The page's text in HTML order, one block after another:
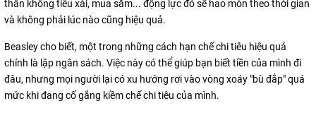
thân không tiêu xài, mua sắm... động lực đó sẽ hao mòn theo thời gian
và không phải lúc nào cũng hiệu quả.
Beasley cho biết, một trong những cách hạn chế chi tiêu hiệu quả
chính là lập ngân sách. Việc này có thể giúp bạn biết tiền của mình đi
đâu, nhưng mọi người lại có xu hướng rơi vào vòng xoáy "bù đắp" quá
mức khi đang cố gắng kiềm chế chi tiêu của mình.